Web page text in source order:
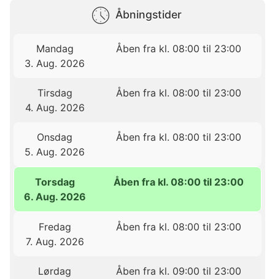
Åbningstider
Mandag
3. Aug. 2026
Åben fra kl. 08:00 til 23:00
Tirsdag
4. Aug. 2026
Åben fra kl. 08:00 til 23:00
Onsdag
5. Aug. 2026
Åben fra kl. 08:00 til 23:00
Torsdag
6. Aug. 2026
Åben fra kl. 08:00 til 23:00
Fredag
7. Aug. 2026
Åben fra kl. 08:00 til 23:00
Lørdag
Åben fra kl. 09:00 til 23:00